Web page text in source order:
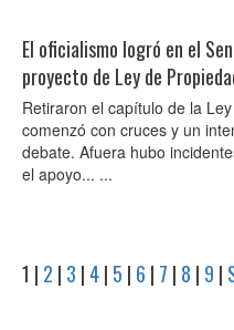
El oficialismo logró en el
proyecto de Ley de
Retiraron el capítulo de la
comenzó con cruces y un
debate. Afuera hubo
el apoyo... ...
1 | 2 | 3 | 4| 5 | 6 | 7 | 8 | 9 |